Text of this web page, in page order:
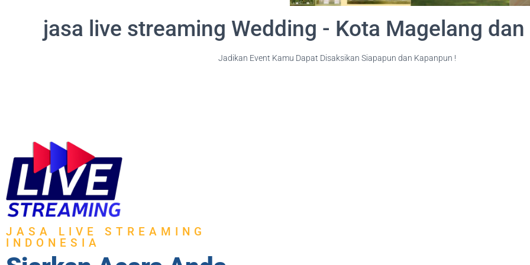
jasa live streaming Wedding - Kota Magelang
Jadikan Event Kamu Dapat Disaksikan Siapapun dan Kapanpun !
JASA LIVE STREAMING
INDONESIA